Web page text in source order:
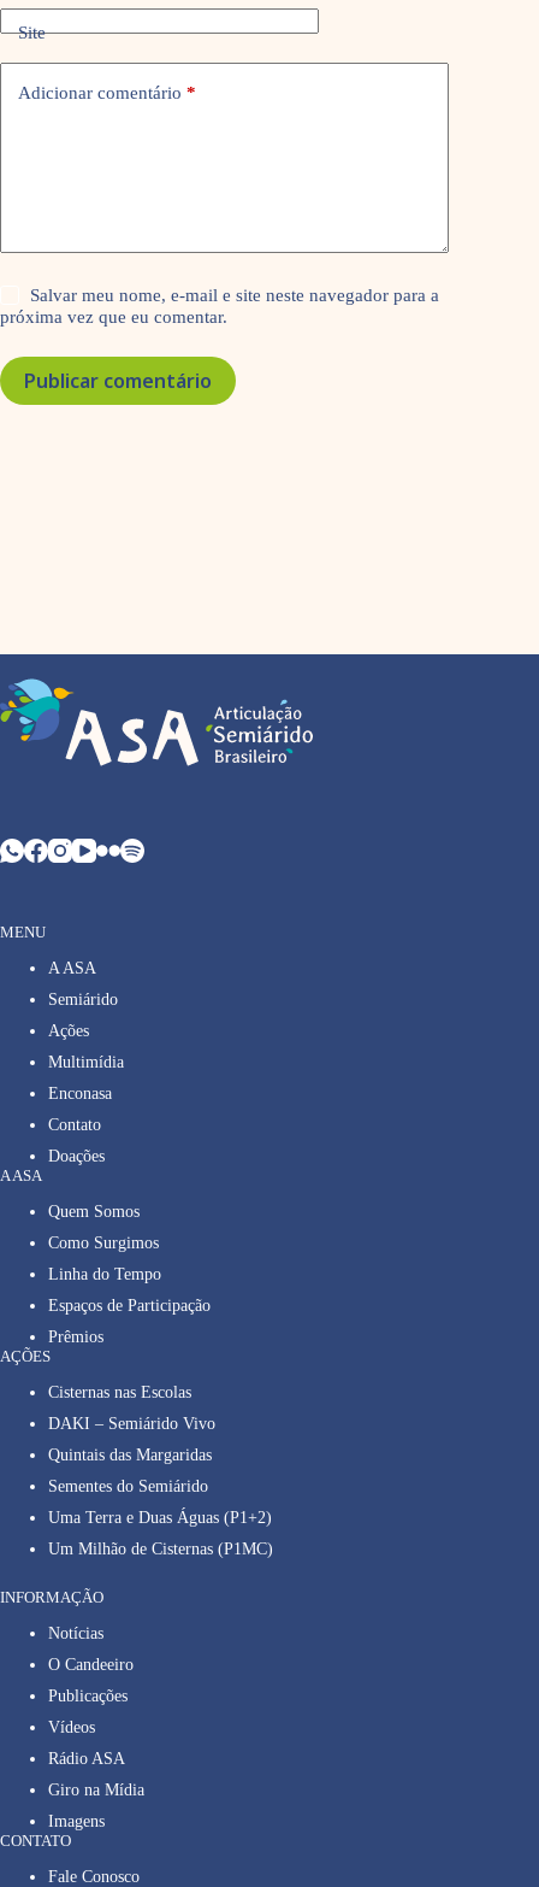
Site
Adicionar comentário *
Salvar meu nome, e-mail e site neste navegador para a
próxima vez que eu comentar.
Publicar comentário
MENU
A ASA
Semiárido
Ações
Multimídia
Enconasa
Contato
Doações
A ASA
Quem Somos
Como Surgimos
Linha do Tempo
Espaços de Participação
Prêmios
AÇÕES
Cisternas nas Escolas
DAKI – Semiárido Vivo
Quintais das Margaridas
Sementes do Semiárido
Uma Terra e Duas Águas (P1+2)
Um Milhão de Cisternas (P1MC)
INFORMAÇÃO
Notícias
O Candeeiro
Publicações
Vídeos
Rádio ASA
Giro na Mídia
Imagens
CONTATO
Fale Conosco